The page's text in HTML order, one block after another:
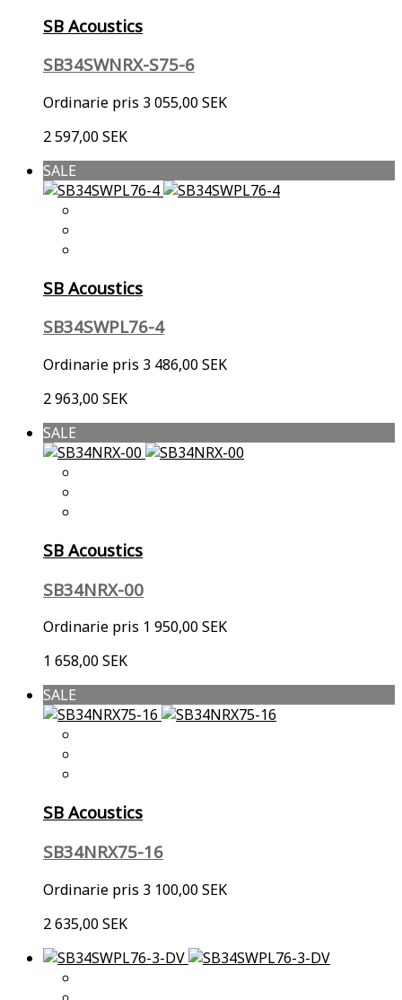
SB Acoustics
SB34SWNRX-S75-6
Ordinarie pris 3 055,00 SEK
2 597,00 SEK
SALE
SB Acoustics
SB34SWPL76-4
Ordinarie pris 3 486,00 SEK
2 963,00 SEK
SALE
SB Acoustics
SB34NRX-00
Ordinarie pris 1 950,00 SEK
1 658,00 SEK
SALE
SB Acoustics
SB34NRX75-16
Ordinarie pris 3 100,00 SEK
2 635,00 SEK